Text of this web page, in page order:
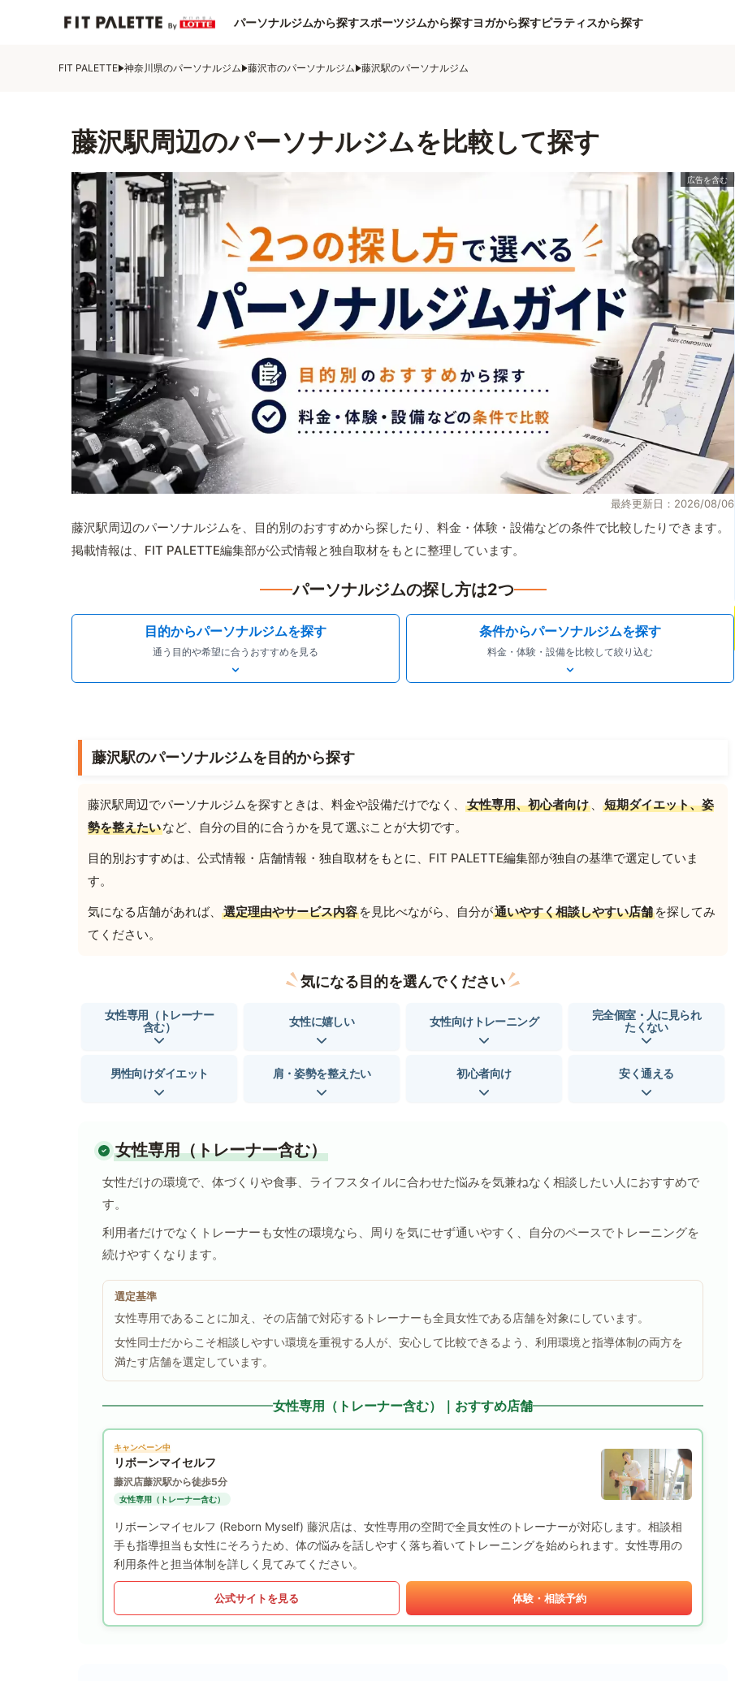
パーソナルジムから探すスポーツジムから探すヨガから探すピラティスから探す
FIT PALETTE 神奈川県のパーソナルジム 藤沢市のパーソナルジム 藤沢駅のパーソナルジム
藤沢駅周辺のパーソナルジムを比較して探す
最終更新日：2026/08/06
藤沢駅周辺のパーソナルジムを、目的別のおすすめから探したり、料金・体験・設備などの条件で比較したりできます。
掲載情報は、FIT PALETTE編集部が公式情報と独自取材をもとに整理しています。
パーソナルジムの探し方は2つ
目的からパーソナルジムを探す
通う目的や希望に合うおすすめを見る
条件からパーソナルジムを探す
料金・体験・設備を比較して絞り込む
藤沢駅のパーソナルジムを目的から探す
藤沢駅周辺でパーソナルジムを探すときは、料金や設備だけでなく、 女性専用、初心者向け 、
短期ダイエット、姿
勢を整えたいなど、自分の目的に合うかを見て選ぶことが大切です。
目的別おすすめは、公式情報・店舗情報・独自取材をもとに、FIT PALETTE編集部が独自の基準で選定していま
す。
気になる店舗があれば、
選定理由やサービス内容 を見比べながら、自分が通いやすく相談しやすい店舗 を探してみ
てください。
気になる目的を選んでください
女性専用（トレーナー
含む）
女性に嬉しい 女性向けトレーニング
完全個室・人に見られ
たくない
男性向けダイエット 肩・姿勢を整えたい 初心者向け 安く通える
女性専用（トレーナー含む）
女性だけの環境で、体づくりや食事、ライフスタイルに合わせた悩みを気兼ねなく相談したい人におすすめで
す。
利用者だけでなくトレーナーも女性の環境なら、周りを気にせず通いやすく、自分のペースでトレーニングを
続けやすくなります。
選定基準
女性専用であることに加え、その店舗で対応するトレーナーも全員女性である店舗を対象にしています。
女性同士だからこそ相談しやすい環境を重視する人が、安心して比較できるよう、利用環境と指導体制の両方を
満たす店舗を選定しています。
女性専用（トレーナー含む）｜おすすめ店舗
キャンペーン中
リボーンマイセルフ
藤沢店藤沢駅から徒歩5分
女性専用（トレーナー含む）
リボーンマイセルフ (Reborn Myself) 藤沢店は、女性専用の空間で全員女性のトレーナーが対応します。相談相
手も指導担当も女性にそろうため、体の悩みを話しやすく落ち着いてトレーニングを始められます。女性専用の
利用条件と担当体制を詳しく見てみてください。
公式サイトを見る 体験・相談予約